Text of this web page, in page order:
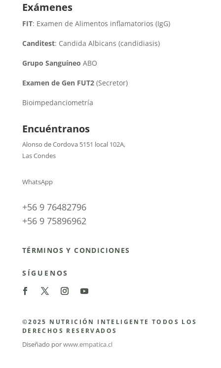
Exámenes
FIT: Examen de Alimentos inflamatorios (IgG)
Canditest: Candida Albicans (candidiasis)
Grupo Sanguíneo ABO
Examen de Gen FUT2(Secretor)
Bioimpedanciometría
Encuéntranos
Alonso de Cordova 5151 local 102A,
Las Condes
WhatsApp
+56 9 76482796
+56 9 75896962
TÉRMINOS Y CONDICIONES
SÍGUENOS
©2025 NUTRICIÓN INTELIGENTE TODOS LOS
DERECHOS RESERVADOS
Diseñado porwww.empatica.cl